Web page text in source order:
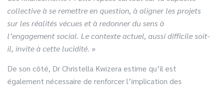
collective à se remettre en question, à aligner les projets
sur les réalités vécues et à redonner du sens à
l’engagement social. Le contexte actuel, aussi difficile soit-
il, invite à cette lucidité. »
De son côté, Dr Christella Kwizera estime qu’il est
également nécessaire de renforcer l’implication des